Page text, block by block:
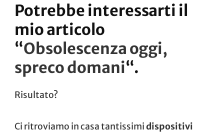
Potrebbe interessarti il
mio articolo
“Obsolescenza oggi,
spreco domani“.
Risultato?
Ci ritroviamo in casa tantissimidispositivi